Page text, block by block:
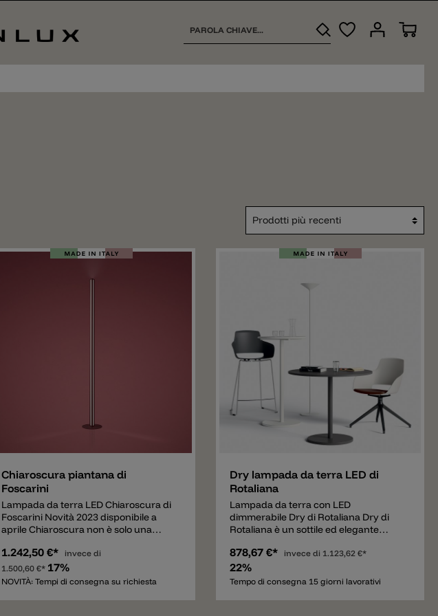
Chiaroscura piantana di
Foscarini
Lampada da terra LED Chiaroscura di
Foscarini Novità 2023 disponibile a
aprile Chiaroscura non è solo una
esteticamente anche gradevole un
vero pezzo di design by Foscarini. La
lampada è composta da una solida
in alluminio con lati arrotondati. La
1.242,50 €*
invece di
1.500,60 €* 17%
NOVITÀ: Tempi di consegna su richiesta
Dry lampada da terra LED di
Rotaliana
Lampada da terra con LED
dimmerabile Dry di Rotaliana Dry di
Rotaliana è un sottile ed elegante
luce forte e indiretto verso l'alto. Al
centro dell'asta sottile si trova un
pulsante touch con il quale è possibile
piantana, ma anche di regolare
878,67 €* invece di 1.123,62 €*
22%
Tempo di consegna 15 giorni lavorativi